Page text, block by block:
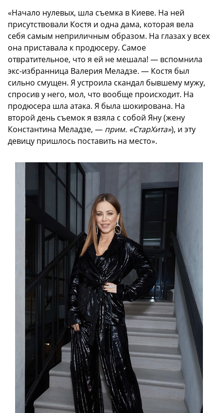
«Начало нулевых, шла съемка в Киеве. На ней
присутствовали Костя и одна дама, которая вела
себя самым неприличным образом. На глазах у всех
она приставала к продюсеру. Самое
отвратительное, что я ей не мешала! — вспомнила
экс-избранница Валерия Меладзе. — Костя был
сильно смущен. Я устроила скандал бывшему мужу,
спросив у него, мол, что вообще происходит. На
продюсера шла атака. Я была шокирована. На
второй день съемок я взяла с собой Яну (жену
Константина Меладзе, — прим. «СтарХита»), и эту
девицу пришлось поставить на место».